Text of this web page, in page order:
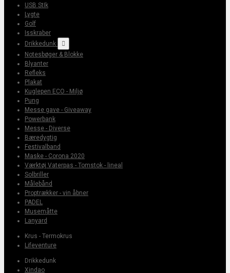
USB StIk
Lygte
Golf
Isskraber
Drikkedunk

Notesbøger & Blokke
Blyanter
Refleks
Plakat
Kuglepen ECO - Miljø
Pung
Messe gave - Giveaway
Powerbank
Messe - Diverse
Bæredygtig
Festivalband
Maske - Corona 2020
Værktøj Vaterpas - Tomstok - lineal
Solbriller
Målebånd
Proptrækker - vin åbner
PADEL
Musemåtte
Lanyard
Krus - Termokrus
Lifeventure
Drikkedunk
Xindao